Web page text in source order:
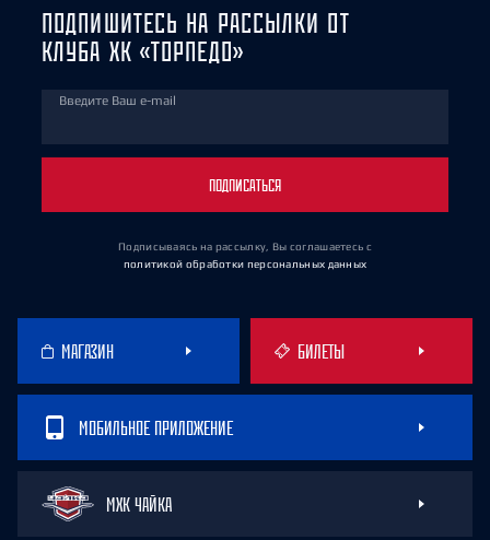
ПОДПИШИТЕСЬ НА РАССЫЛКИ ОТ
КЛУБА ХК «ТОРПЕДО»
Введите Ваш e-mail
ПОДПИСАТЬСЯ
Подписываясь на рассылку, Вы соглашаетесь с
политикой обработки персональных данных
МАГАЗИН БИЛЕТЫ
МОБИЛЬНОЕ ПРИЛОЖЕНИЕ
МХК ЧАЙКА